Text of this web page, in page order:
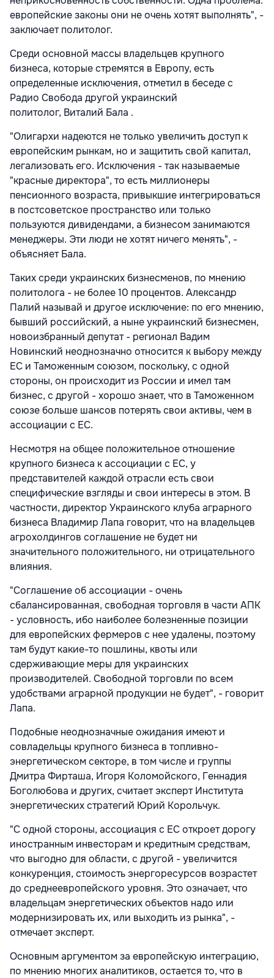
европейские законы они не очень хотят выполнять", -
заключает политолог.
Среди основной массы владельцев крупного
бизнеса, которые стремятся в Европу, есть
определенные исключения, отметил в беседе с
Радио Свобода другой украинский
политолог, Виталий Бала .
"Олигархи надеются не только увеличить доступ к
европейским рынкам, но и защитить свой ​​капитал,
легализовать его. Исключения - так называемые
"красные директора", то есть миллионеры
пенсионного возраста, привыкшие интегрироваться
в постсоветское пространство или только
пользуются дивидендами, а бизнесом занимаются
менеджеры. Эти люди не хотят ничего менять", -
объясняет Бала.
Таких среди украинских бизнесменов, по мнению
политолога - не более 10 процентов. Александр
Палий называй и другое исключение: по его мнению,
бывший российский, а ныне украинский бизнесмен,
новоизбранный депутат - регионал Вадим
Новинский неоднозначно относится к выбору между
ЕС и Таможенным союзом, поскольку, с одной
стороны, он происходит из России и имел там
бизнес, с другой - хорошо знает, что в Таможенном
союзе больше шансов потерять свои активы, чем в
ассоциации с ЕС.
Несмотря на общее положительное отношение
крупного бизнеса к ассоциации с ЕС, у
представителей каждой отрасли есть свои
специфические взгляды и свои интересы в этом. В
частности, директор Украинского клуба аграрного
бизнеса Владимир Лапа говорит, что на владельцев
агрохолдингов соглашение не будет ни
значительного положительного, ни отрицательного
влияния.
"Соглашение об ассоциации - очень
сбалансированная, свободная торговля в части АПК
- условность, ибо наиболее болезненные позиции
для европейских фермеров с нее удалены, поэтому
там будут какие-то пошлины, квоты или
сдерживающие меры для украинских
производителей. Свободной торговли по всем
удобствами аграрной продукции не будет", - говорит
Лапа.
Подобные неоднозначные ожидания имеют и
совладельцы крупного бизнеса в топливно-
энергетическом секторе, в том числе и группы
Дмитра Фирташа, Игоря Коломойского, Геннадия
Боголюбова и других, считает эксперт Института
энергетических стратегий Юрий Корольчук.
"С одной стороны, ассоциация с ЕС откроет дорогу
иностранным инвесторам и кредитным средствам,
что выгодно для области, с другой - увеличится
конкуренция, стоимость энергоресурсов возрастет
до среднеевропейского уровня. Это означает, что
владельцам энергетических объектов надо или
модернизировать их, или выходить из рынка", -
отмечает эксперт.
Основным аргументом за европейскую интеграцию,
по мнению многих аналитиков, остается то, что в